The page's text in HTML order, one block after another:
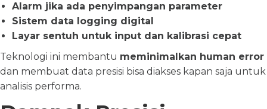
Alarm jika ada penyimpangan parameter
Sistem data logging digital
Layar sentuh untuk input dan kalibrasi cepat
Teknologi ini membantu meminimalkan human error
dan membuat data presisi bisa diakses kapan saja untuk
analisis performa.